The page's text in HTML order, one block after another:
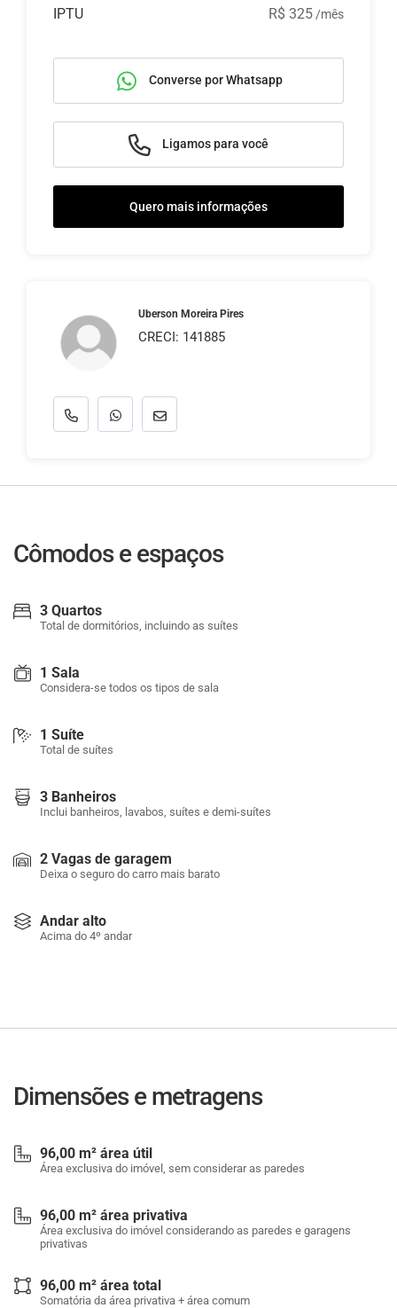
IPTU R$ 325 /mês
Converse por Whatsapp
Ligamos para você
Quero mais informações
Uberson Moreira Pires
CRECI: 141885
Cômodos e espaços
3 Quartos
Total de dormitórios, incluindo as suítes
1 Sala
Considera-se todos os tipos de sala
1 Suíte
Total de suítes
3 Banheiros
Inclui banheiros, lavabos, suítes e demi-suítes
2 Vagas de garagem
Deixa o seguro do carro mais barato
Andar alto
Acima do 4º andar
Dimensões e metragens
96,00 m² área útil
Área exclusiva do imóvel, sem considerar as paredes
96,00 m² área privativa
Área exclusiva do imóvel considerando as paredes e garagens
privativas
96,00 m² área total
Somatória da área privativa + área comum